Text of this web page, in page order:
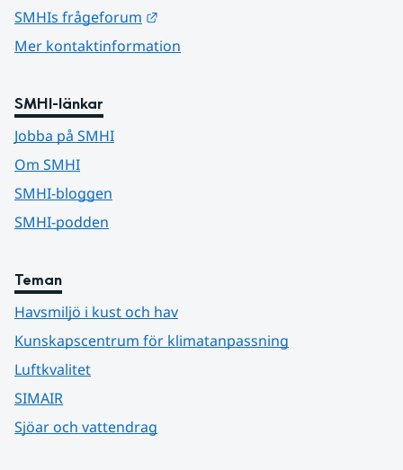
SMHIs frågeforum
Mer kontaktinformation
SMHI-länkar
Jobba på SMHI
Om SMHI
SMHI-bloggen
SMHI-podden
Teman
Havsmiljö i kust och hav
Kunskapscentrum för klimatanpassning
Luftkvalitet
SIMAIR
Sjöar och vattendrag